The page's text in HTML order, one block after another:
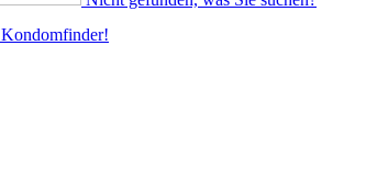
Kondomfinder!